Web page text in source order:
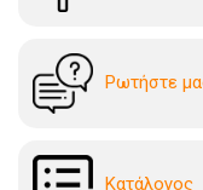
Ρωτήστε
Kατάλογoς